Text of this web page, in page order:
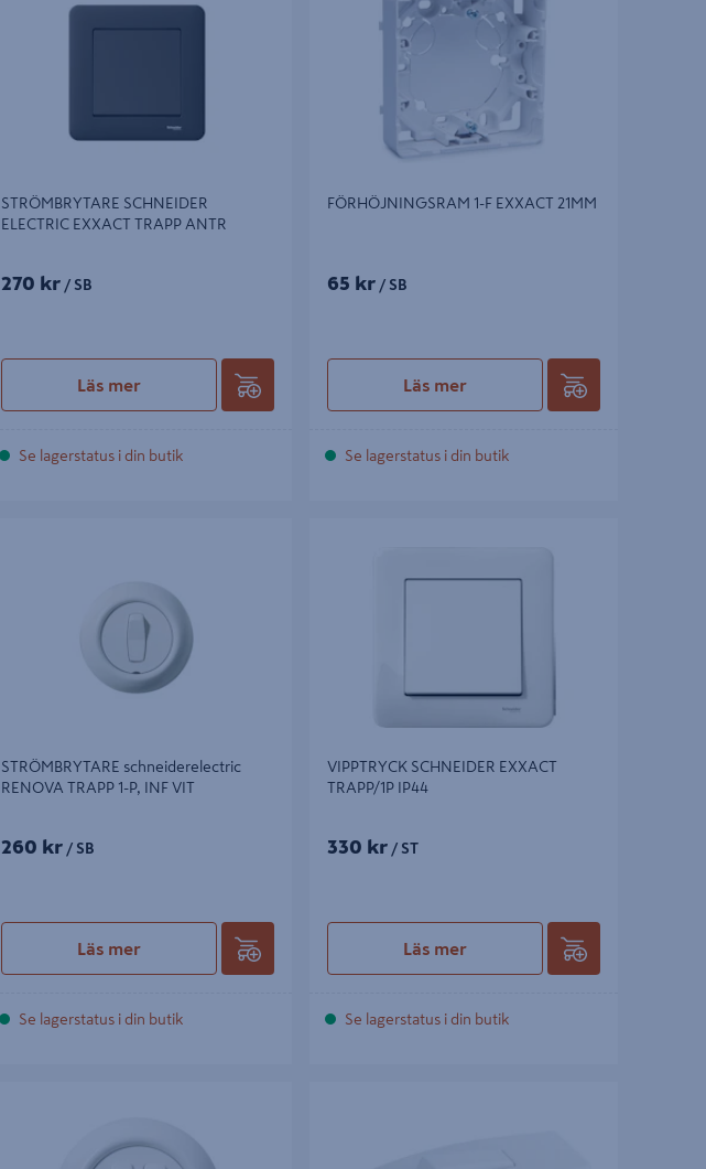
STRÖMBRYTARE SCHNEIDER
ELECTRIC EXXACT TRAPP ANTR
270 kr / SB
Läs mer
Se lagerstatus i din butik
FÖRHÖJNINGSRAM 1-F EXXACT 21MM
65 kr / SB
Läs mer
Se lagerstatus i din butik
STRÖMBRYTARE schneiderelectric
RENOVA TRAPP 1-P, INF VIT
260 kr / SB
Läs mer
Se lagerstatus i din butik
VIPPTRYCK SCHNEIDER EXXACT
TRAPP/1P IP44
330 kr / ST
Läs mer
Se lagerstatus i din butik